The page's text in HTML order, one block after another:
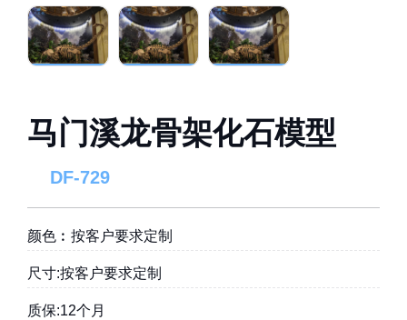
马门溪龙骨架化石模型
DF-729
颜色︰按客户要求定制
尺寸:按客户要求定制
质保:12个月